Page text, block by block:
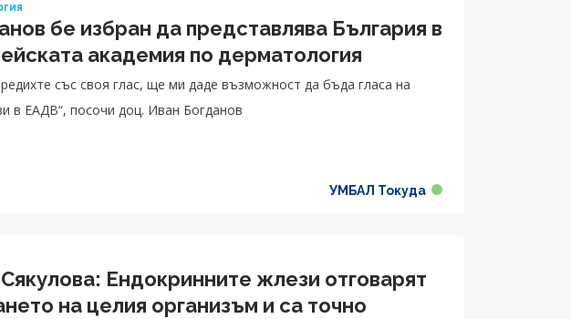
бе избран да представлява България в
академия по дерматология
със своя глас, ще ми даде възможност да бъда гласа на
в ЕАДВ“, посочи доц. Иван Богданов
УМБАЛ Токуда
Ендокринните жлези отговарят
на целия организъм и са точно